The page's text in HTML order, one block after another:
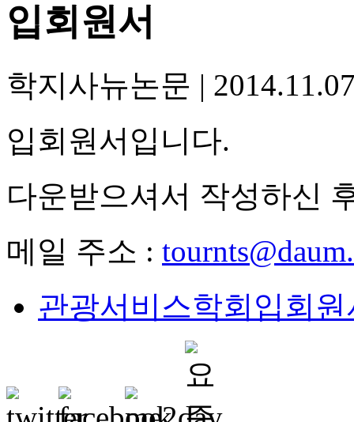
입회원서
학지사뉴논문 |
입회원서입니다.
다운받으셔서 작성하신
메일 주소 :
관광서비스학회입회원